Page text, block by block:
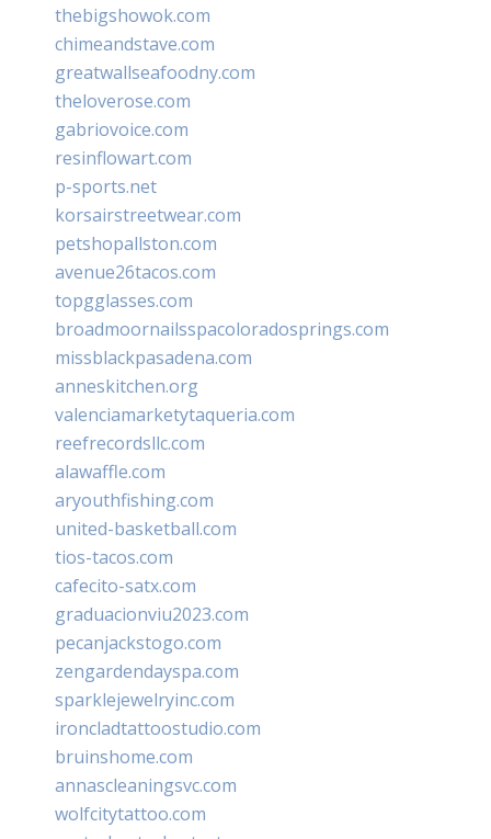
thebigshowok.com
chimeandstave.com
greatwallseafoodny.com
theloverose.com
gabriovoice.com
resinflowart.com
p-sports.net
korsairstreetwear.com
petshopallston.com
avenue26tacos.com
topgglasses.com
broadmoornailsspacoloradosprings.com
missblackpasadena.com
anneskitchen.org
valenciamarketytaqueria.com
reefrecordsllc.com
alawaffle.com
aryouthfishing.com
united-basketball.com
tios-tacos.com
cafecito-satx.com
graduacionviu2023.com
pecanjackstogo.com
zengardendayspa.com
sparklejewelryinc.com
ironcladtattoostudio.com
bruinshome.com
annascleaningsvc.com
wolfcitytattoo.com